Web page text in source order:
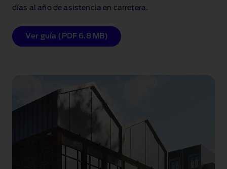
días al año de asistencia en carretera.
Ver guía (PDF 6.8 MB)